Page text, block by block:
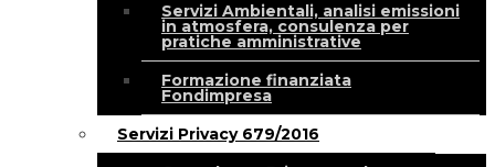
Servizi Ambientali, analisi emissioni
in atmosfera, consulenza per
pratiche amministrative
Formazione finanziata
Fondimpresa
Servizi Privacy 679/2016